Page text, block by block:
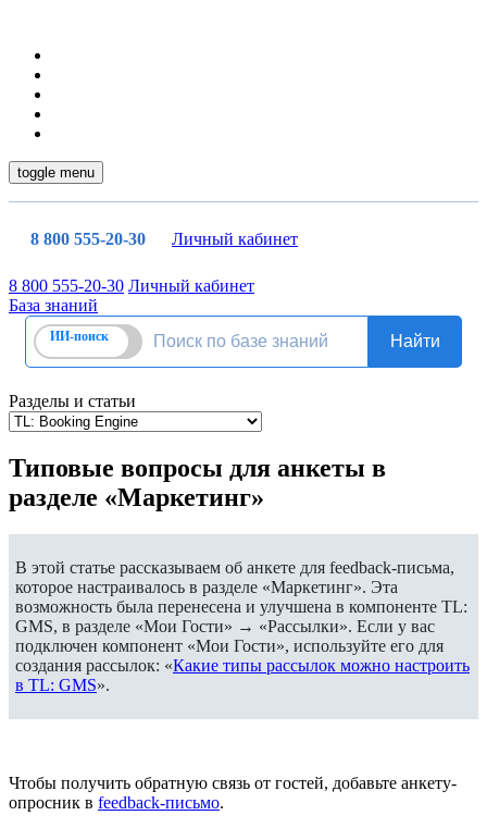
toggle menu
8 800 555-20-30 Личный кабинет
8 800 555-20-30 Личный кабинет
База знаний
Разделы и статьи
Типовые вопросы для анкеты в
разделе «Маркетинг»
В этой статье рассказываем об анкете для feedback-письма,
которое настраивалось в разделе «Маркетинг». Эта
возможность была перенесена и улучшена в компоненте TL:
GMS, в разделе «Мои Гости» → «Рассылки». Если у вас
подключен компонент «Мои Гости», используйте его для
создания рассылок: «Какие типы рассылок можно настроить
в TL: GMS».
Чтобы получить обратную связь от гостей, добавьте анкету-
опросник в feedback-письмо.